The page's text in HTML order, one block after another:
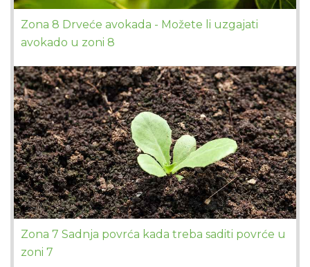
Zona 8 Drveće avokada - Možete li uzgajati
avokado u zoni 8
Zona 7 Sadnja povrća kada treba saditi povrće u
zoni 7